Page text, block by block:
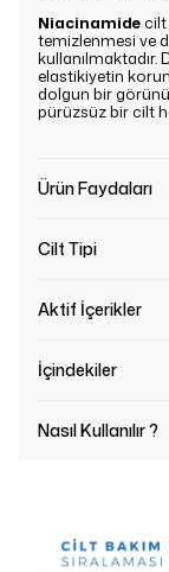
Niacinamide cilt
temizlenmesi ve
kullanılmaktadır.
elastikiyetin
dolgun bir
pürüzsüz bir cilt
Ürün Faydaları
Cilt Tipi
Aktif İçerikler
İçindekiler
Nasıl Kullanılır ?